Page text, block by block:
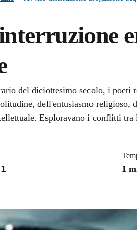
notizia
del diciottesimo secolo, i poeti
dell'entusiasmo religioso,
Esploravano i conflitti tra
1